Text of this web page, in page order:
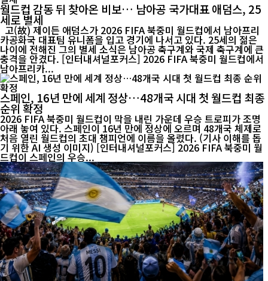
월드컵 감동 뒤 찾아온 비보… 남아공 국가대표 애덤스, 25
세로 별세
카공화국 대표팀 유니폼을 입고 경기에 나서고 있다. 25세의 젊은
나이에 전해진 그의 별세 소식은 남아공 축구계와 국제 축구계에 큰
충격을 안겼다. [인터내셔널포커스] 2026 FIFA 북중미 월드컵에서
남아프리카...
스페인, 16년 만에 세계 정상…48개국 시대 첫 월드컵 최종
순위 확정
2026 FIFA 북중미 월드컵이 막을 내린 가운데 우승 트로피가 조명
아래 놓여 있다. 스페인이 16년 만에 정상에 오르며 48개국 체제로
처음 열린 월드컵의 초대 챔피언에 이름을 올렸다. (기사 이해를 돕
기 위한 AI 생성 이미지) [인터내셔널포커스] 2026 FIFA 북중미 월
드컵이 스페인의 우승...